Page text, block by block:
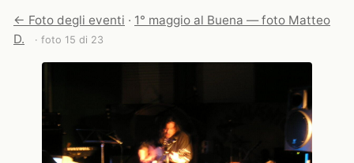
← Foto degli eventi · 1° maggio al Buena — foto Matteo
D.
· foto 15 di 23